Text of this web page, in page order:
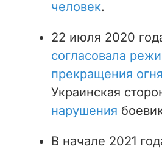
человек.
22 июля 2020
согласовала
прекращения огня
Украинская
нарушения
В начале 2021